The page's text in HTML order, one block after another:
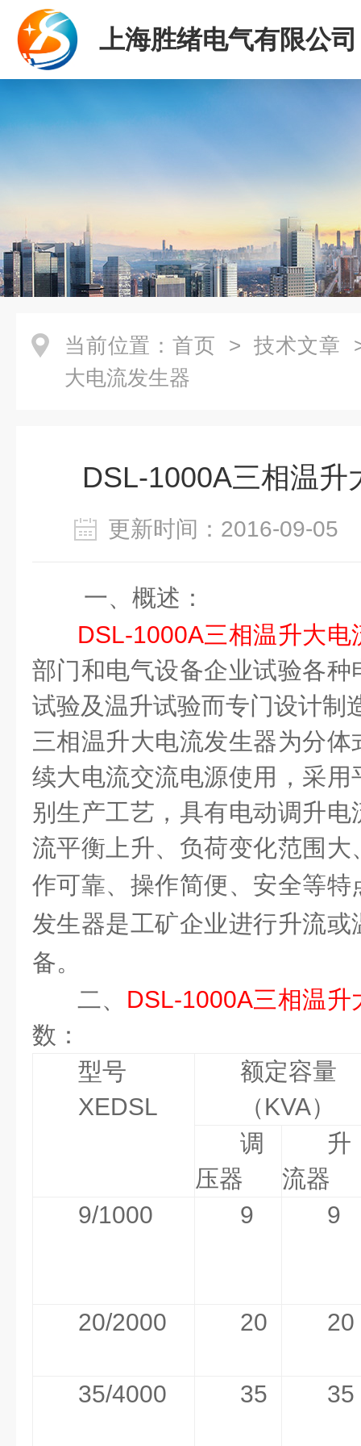
上海胜绪电气有限公司
当前位置： 首页 > 技术文章
大电流发生器
DSL-1000A三相温升
更新时间：2016-09-
一、概述：
DSL-1000A三相温升大电
部门和电气设备企业试验各
试验及温升试验而专门设计制
三相温升大电流发生器为分
续大电流交流电源使用，采
别生产工艺，具有电动调升
流平衡上升、负荷变化范围
作可靠、操作简便、安全等特
发生器是工矿企业进行升流
备。
二、 DSL-1000A三相温升
数：
型号
XEDSL
额定容量
（KVA）
调
压器
升
流器
9/1000
9 9
20/2000 20 20
35/4000 35 35